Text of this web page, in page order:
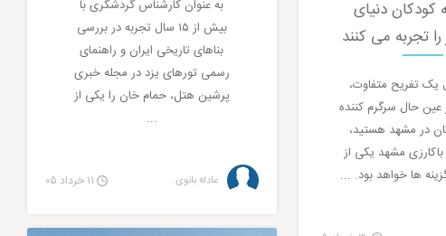
کودکان دنیای
تجربه می کنند
یک تفریح متفاوت،
حال سرگرم کننده
در مشهد هستید،
مشهد یکی از
ها خواهد بود. ...
به عنوان کارشناس گردشگری با
بیش از ۱۵ سال تجربه در بررسی
بناهای تاریخی ایران و راهنمای
رسمی تورهای یزد در مجله خبری
پرشین هتل، حمام خان را یکی از
...
عادله بانوی ۱۱ خرداد ۰۵